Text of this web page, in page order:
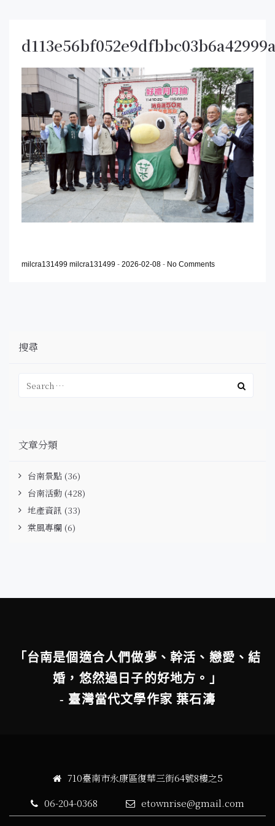
milcra131499 milcra131499 - 2026-02-08 - No Comments
搜尋
文章分類
台南景點 (36)
台南活動 (428)
地產資訊 (33)
棠風專欄 (6)
「台南是個適合人們做夢、幹活、戀愛、結
婚，悠然過日子的好地方。」
- 臺灣當代文學作家 葉石濤
710臺南市永康區復華三街64號8樓之5
06-204-0368
etownrise@gmail.com